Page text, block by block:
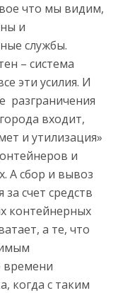
что мы видим,
и
службы.
– система
эти усилия. И
разграничения
входит,
и утилизация»
и
А сбор и вывоз
счет средств
контейнерных
а те, что
времени
когда с таким